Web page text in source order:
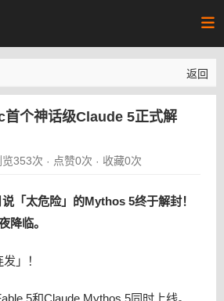
返回
个神话级Claude 5正式解
览353次 · 点赞0次 · 收藏0次
说「太危险」的Mythos 5终于解封！
降临。
」！
5和Claude Mythos 5同时上线。